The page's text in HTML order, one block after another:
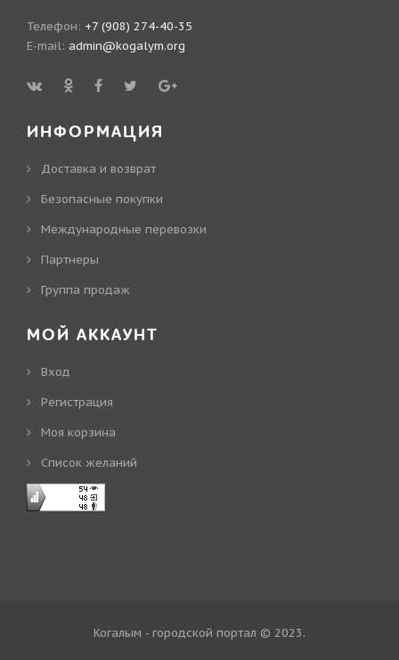
Телефон: +7 (908) 274-40-35
E-mail: admin@kogalym.org
ИНФОРМАЦИЯ
Доставка и возврат
Безопасные покупки
Международные перевозки
Партнеры
Группа продаж
МОЙ АККАУНТ
Вход
Регистрация
Моя корзина
Cписок желаний
Когалым - городской портал © 2023.